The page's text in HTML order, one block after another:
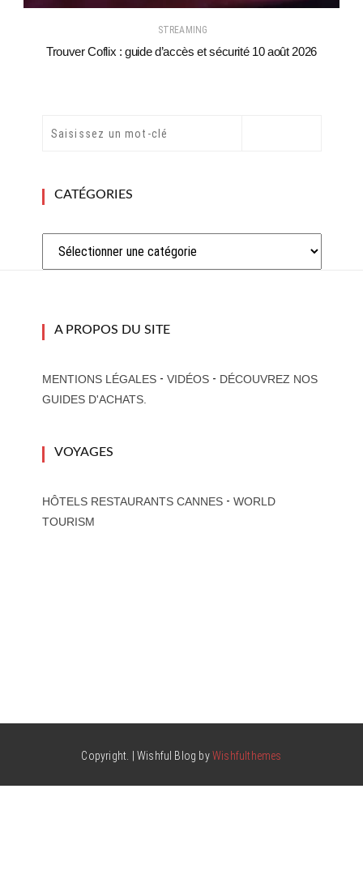
STREAMING
Trouver Coflix : guide d’accès et sécurité 10 août 2026
CATÉGORIES
A PROPOS DU SITE
MENTIONS LÉGALES- VIDÉOS- DÉCOUVREZ NOS
GUIDES D'ACHATS.
VOYAGES
HÔTELS RESTAURANTS CANNES- WORLD
TOURISM
Copyright. | Wishful Blog byWishfulthemes